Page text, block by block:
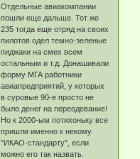
Отдельные авиакомпании
пошли еще дальше. Тот же
235 тогда еще отряд на своих
пилотов одел темно-зеленые
пиджаки на смех всем
остальным и т.д. Донашивали
форму МГА работники
авиапредприятий, у которых
в суровые 90-е просто не
было денег на переодевание!
Но к 2000-ым потихоньку все
пришли именно к некому
"ИКАО-стандарту", если
можно его так назвать.